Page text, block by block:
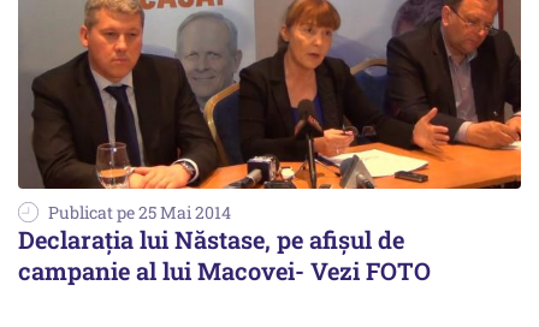
Publicat pe 25 Mai 2014
Declarația lui Năstase, pe afișul de
campanie al lui Macovei- Vezi FOTO